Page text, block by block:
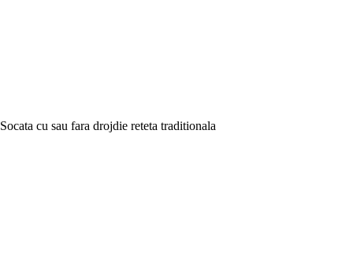
Socata cu sau fara drojdie reteta traditionala